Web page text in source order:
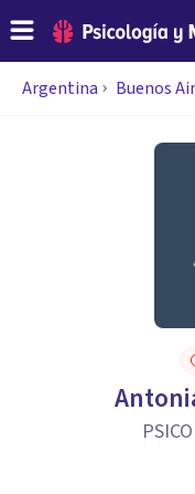
Argentina Buenos